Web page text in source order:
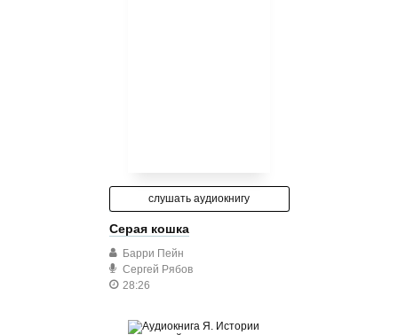
слушать аудиокнигу
Серая кошка
Барри Пейн
Сергей Рябов
28:26